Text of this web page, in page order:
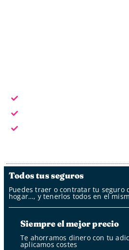
Todos tus seguros
Puedes traer o contratar tu seguro
hogar…, y tenerlos todos en el
Siempre el mejor precio
Te ahorramos dinero con tu
aplicamos costes